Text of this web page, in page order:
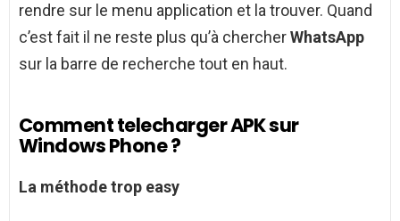
rendre sur le menu application et la trouver. Quand
c’est fait il ne reste plus qu’à chercherWhatsApp
sur la barre de recherche tout en haut.
Comment telecharger APK sur
Windows Phone ?
La méthode trop easy